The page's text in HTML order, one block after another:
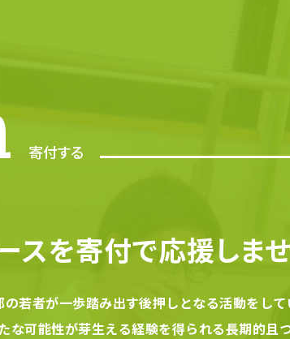
寄付する
スを寄付で応援しま
若者が一歩踏み出す後押しとなる活動をして
可能性が芽生える経験を得られる長期的且